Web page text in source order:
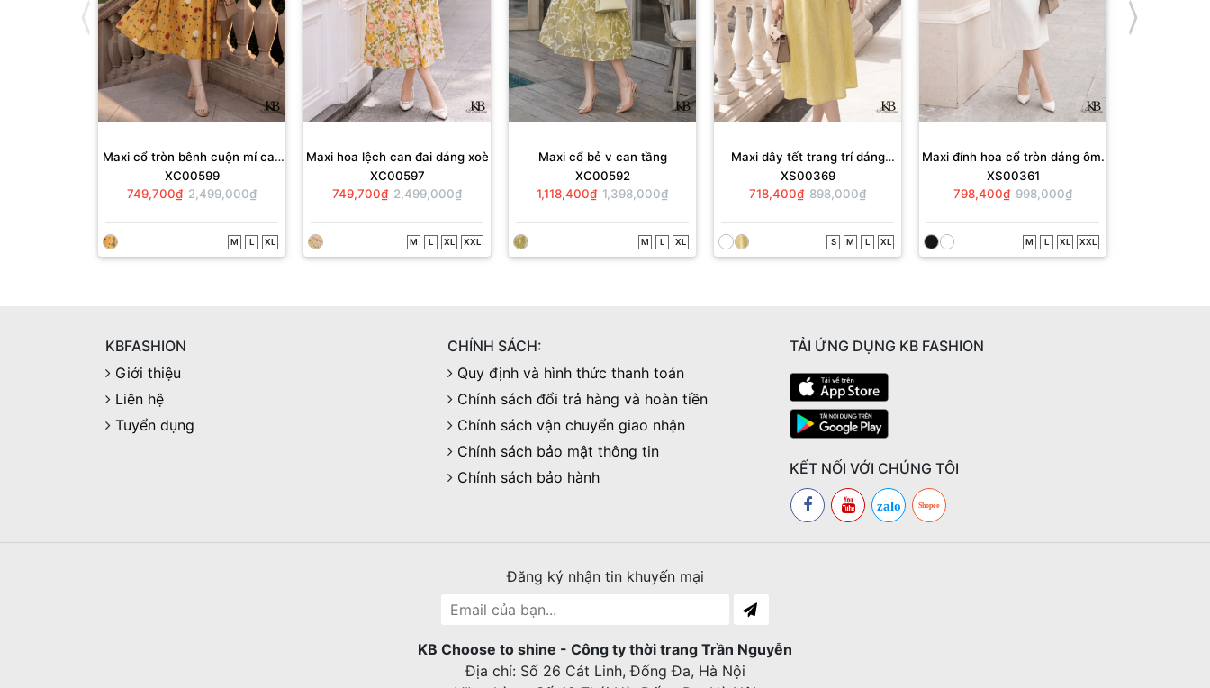
Maxi cổ tròn bênh cuộn mí can
đai dáng xoè
XC00599
749,700₫ 2,499,000₫
M L XL
Maxi hoa lệch can đai dáng xoè
XC00597
749,700₫ 2,499,000₫
M L XL XXL
Maxi cổ bẻ v can tầng
XC00592
1,118,400₫ 1,398,000₫
M L XL
Maxi dây tết trang trí dáng
xuông
XS00369
718,400₫ 898,000₫
S M L XL
Maxi đính hoa cổ tròn dáng ôm.
XS00361
798,400₫ 998,000₫
M L XL XXL
KBFASHION
Giới thiệu
Liên hệ
Tuyển dụng
CHÍNH SÁCH:
Quy định và hình thức thanh toán
Chính sách đổi trả hàng và hoàn tiền
Chính sách vận chuyển giao nhận
Chính sách bảo mật thông tin
Chính sách bảo hành
TẢI ỨNG DỤNG KB FASHION
KẾT NỐI VỚI CHÚNG TÔI
zalo Shopee
Đăng ký nhận tin khuyến mại
KB Choose to shine - Công ty thời trang Trần Nguyễn
Địa chỉ: Số 26 Cát Linh, Đống Đa, Hà Nội